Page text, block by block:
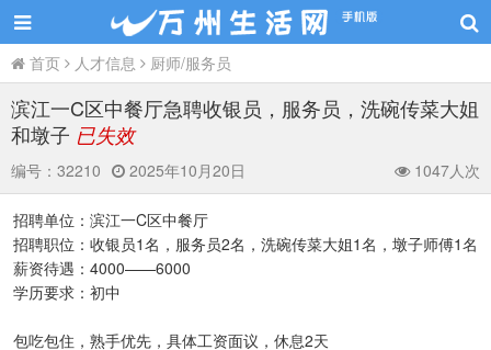
首页 人才信息 厨师/服务员
滨江一C区中餐厅急聘收银员，服务员，洗碗传菜大姐
和墩子 已失效
编号： 32210 2025年10月20日 1047人次
招聘单位：滨江一C区中餐厅
招聘职位：收银员1名，服务员2名，洗碗传菜大姐1名，墩子师傅1名
薪资待遇：4000——6000
学历要求：初中
包吃包住，熟手优先，具体工资面议，休息2天